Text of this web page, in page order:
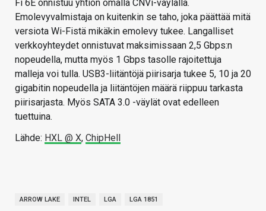
Fi 6E onnistuu yhtiön omalla CNVi-väylällä.
Emolevyvalmistaja on kuitenkin se taho, joka päättää mitä
versiota Wi-Fistä mikäkin emolevy tukee. Langalliset
verkkoyhteydet onnistuvat maksimissaan 2,5 Gbps:n
nopeudella, mutta myös 1 Gbps tasolle rajoitettuja
malleja voi tulla. USB3-liitäntöjä piirisarja tukee 5, 10 ja 20
gigabitin nopeudella ja liitäntöjen määrä riippuu tarkasta
piirisarjasta. Myös SATA 3.0 -väylät ovat edelleen
tuettuina.
Lähde: HXL @ X, ChipHell
ARROW LAKE INTEL LGA LGA 1851